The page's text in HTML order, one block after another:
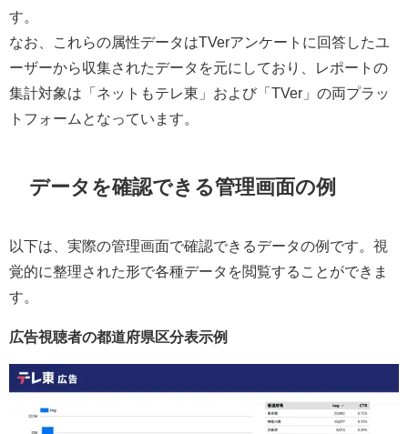
す。
なお、これらの属性データはTVerアンケートに回答したユ
ーザーから収集されたデータを元にしており、レポートの
集計対象は「ネットもテレ東」および「TVer」の両プラッ
トフォームとなっています。
データを確認できる管理画面の例
以下は、実際の管理画面で確認できるデータの例です。視
覚的に整理された形で各種データを閲覧することができま
す。
広告視聴者の都道府県区分表示例